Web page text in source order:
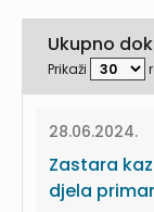
Ukupno
Prikaži
28.06.2024.
Zastara
djela